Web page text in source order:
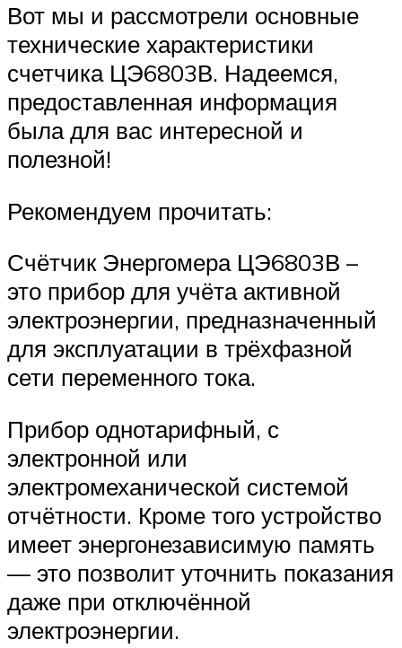
Вот мы и рассмотрели основные
технические характеристики
счетчика ЦЭ6803В. Надеемся,
предоставленная информация
была для вас интересной и
полезной!
Рекомендуем прочитать:
Счётчик Энергомера ЦЭ6803В –
это прибор для учёта активной
электроэнергии, предназначенный
для эксплуатации в трёхфазной
сети переменного тока.
Прибор однотарифный, с
электронной или
электромеханической системой
отчётности. Кроме того устройство
имеет энергонезависимую память
— это позволит уточнить показания
даже при отключённой
электроэнергии.